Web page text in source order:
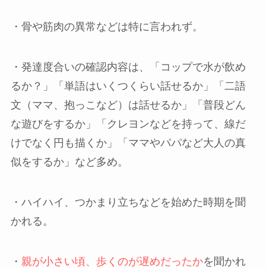
・骨や筋肉の異常などは特に言われず。
・発達度合いの確認内容は、「コップで水が飲め
るか？」「単語はいくつくらい話せるか」「二語
文（ママ、抱っこなど）は話せるか」「普段どん
な遊びをするか」「クレヨンなどを持って、線だ
けでなく円も描くか」「ママやパパなど大人の真
似をするか」など多め。
・ハイハイ、つかまり立ちなどを始めた時期を聞
かれる。
・ 親が小さい頃、歩くのが遅めだったかを聞かれ